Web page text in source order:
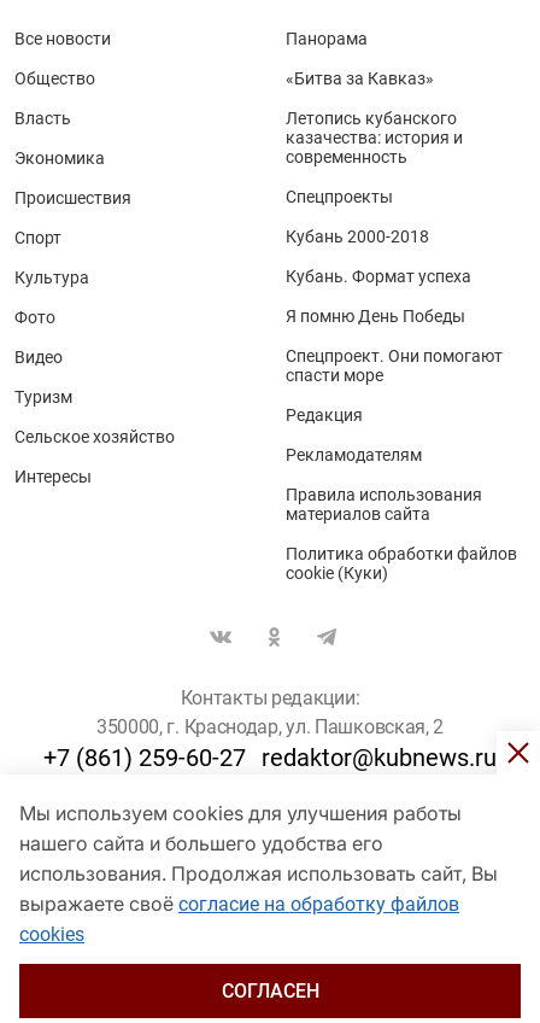
Мы используем cookies для улучшения работы
нашего сайта и большего удобства его
использования. Продолжая использовать сайт, Вы
выражаете своё согласие на обработку файлов
cookies
СОГЛАСЕН
Все новости
Общество
Власть
Экономика
Происшествия
Спорт
Культура
Фото
Видео
Туризм
Сельское хозяйство
Интересы
Панорама
«Битва за Кавказ»
Летопись кубанского
казачества: история и
современность
Спецпроекты
Кубань 2000-2018
Кубань. Формат успеха
Я помню День Победы
Спецпроект. Они помогают
спасти море
Редакция
Рекламодателям
Правила использования
материалов сайта
Политика обработки файлов
cookie (Куки)
Контакты редакции:
350000, г. Краснодар, ул. Пашковская, 2
+7 (861) 259-60-27 redaktor@kubnews.ru
Для пользователей старше 16 лет
© Кубанские Новости, 2017
Сетевое издание «kubnews» зарегистрировано Федеральной
службой по надзору в сфере связи, информационных технологий
и массовых коммуникаций (Роскомнадзор). Регистрационный
Пашковская, 2). Главный редактор – Филиппов О. Ю.